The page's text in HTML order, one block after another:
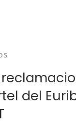
del